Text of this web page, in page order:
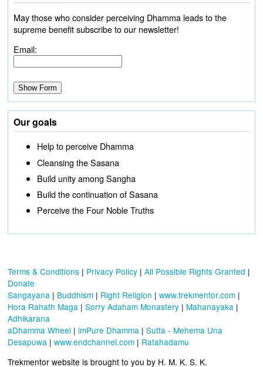
May those who consider perceiving Dhamma leads to the
supreme benefit subscribe to our newsletter!
Email:
Our goals
Help to perceive Dhamma
Cleansing the Sasana
Build unity among Sangha
Build the continuation of Sasana
Perceive the Four Noble Truths
Terms & Conditions | Privacy Policy | All Possible Rights Granted |
Donate
Sangayana | Buddhism | Right Religion | www.trekmentor.com |
Hora Rahath Maga | Sorry Adaham Monastery | Mahanayaka |
Adhikarana
aDhamma Wheel | imPure Dhamma | Sutta - Mehema Una
Desapuwa | www.endchannel.com | Ratahadamu
Trekmentor website is brought to you by H. M. K. S. K.